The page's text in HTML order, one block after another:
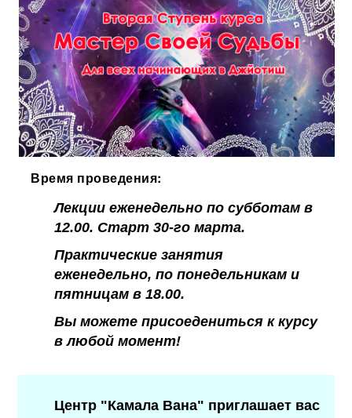
Время проведения:
Лекции еженедельно по субботам в
12.00. Старт 30-го марта.
Практические занятия
еженедельно, по понедельникам и
пятницам в 18.00.
Вы можете присоедениться к курсу
в любой момент!
Центр "Камала Вана" приглашает вас